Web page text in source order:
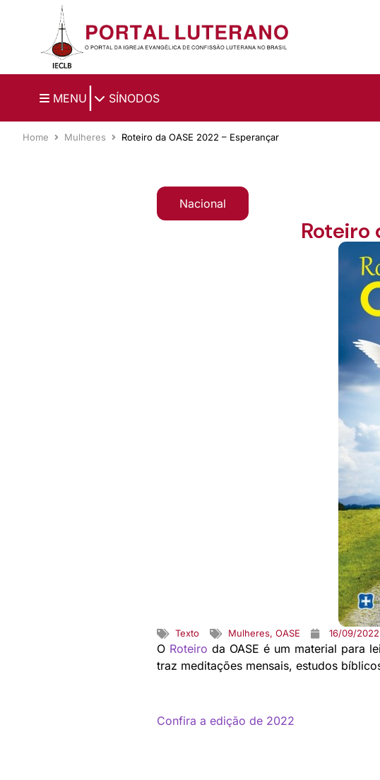
Ir para o conteúdo principal
MENU SÍNODOS
Home Mulheres Roteiro da OASE 2022 – Esperançar
Nacional
Roteiro
Texto Mulheres, OASE 16/09/2022
O Roteiro da OASE é um material para
traz meditações mensais, estudos
Confira a edição de 2022